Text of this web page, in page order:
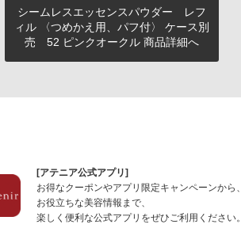
シームレスエッセンスパウダー レフ
ィル 〈つめかえ用、パフ付〉 ケース別
売 52 ピンクオークル 商品詳細へ
[アテニア公式アプリ]
お得なクーポンやアプリ限定キャンペーンから、
お役立ちな美容情報まで、
楽しく便利な公式アプリをぜひご利用ください。